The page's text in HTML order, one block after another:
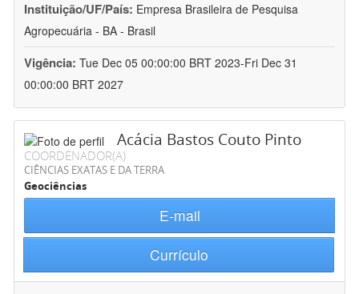
Instituição/UF/País: Empresa Brasileira de Pesquisa
Agropecuária - BA - Brasil
Vigência: Tue Dec 05 00:00:00 BRT 2023-Fri Dec 31
00:00:00 BRT 2027
Acácia Bastos Couto Pinto
COORDENADOR(A)
CIÊNCIAS EXATAS E DA TERRA
Geociências
E-mail
Currículo